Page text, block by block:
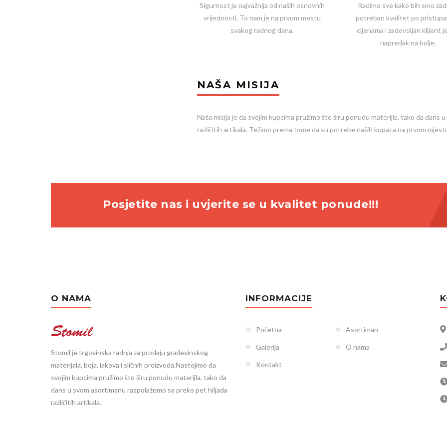
Sigurnost je najvažnija od naših osnovnih
vrijednosti. To nam je na prvom mestu
svakog radnog dana.
Radimo sve kako bih smo
potreban kvalitet po
cijenama i zadovoljan klijent
napredak na bolje.
NAŠA MISIJA
Naša misija je da svojim kupcima pružimo što širu ponudu materijla, tako da dans
različitih artikala. Težimo prema tome da su potrebe naših kupaca na prvom
Posjetite nas i uvjerite se u kvalitet ponude!!!
O NAMA
Stomil je trgovinska radnja za prodaju građevinskog
materijala, boja, lakova i sličnih proizvoda.Nastojimo da
svojim kupcima pružimo što širu ponudu materijla, tako da
dans u svom asortimanu raspolažemo sa preko pet hiljada
različitih artikala.
INFORMACIJE
Početna Asortiman
Galerija O nama
Kontakt